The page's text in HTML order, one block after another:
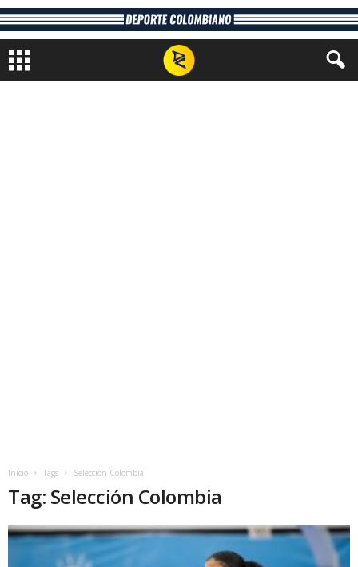
Inicio Tags Selección Colombia
Tag: Selección Colombia